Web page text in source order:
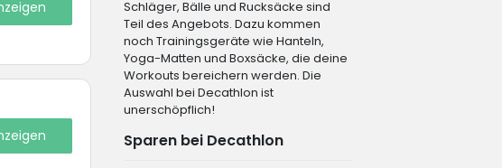
Schläger, Bälle und Rucksäcke sind
Teil des Angebots. Dazu kommen
noch Trainingsgeräte wie Hanteln,
Yoga-Matten und Boxsäcke, die deine
Workouts bereichern werden. Die
Auswahl bei Decathlon ist
unerschöpflich!
Sparen bei Decathlon